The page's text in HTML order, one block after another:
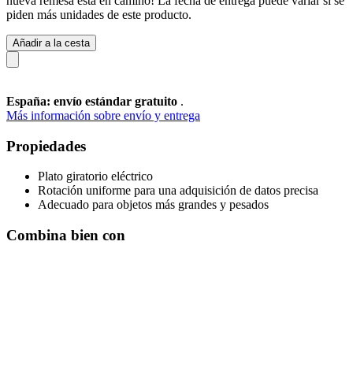
piden más unidades de este producto.
Añadir a la cesta
España: envío estándar gratuito .
Más información sobre envío y entrega
Propiedades
Plato giratorio eléctrico
Rotación uniforme para una adquisición de datos precisa
Adecuado para objetos más grandes y pesados
Combina bien con